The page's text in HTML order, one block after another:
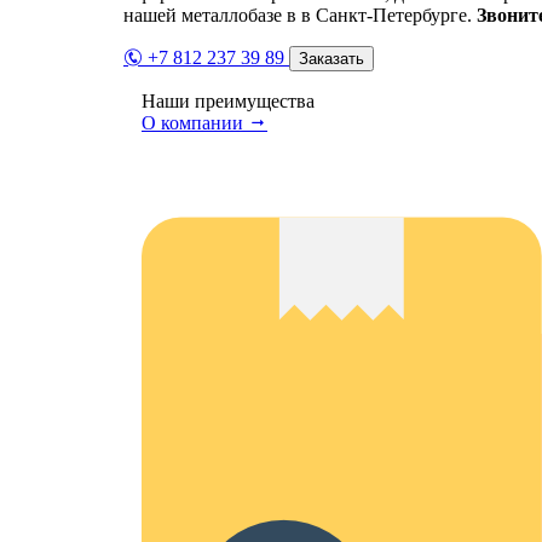
нашей металлобазе в в Санкт-Петербурге.
+7 812 237 39 89 Заказать
Наши преимущества
О компании